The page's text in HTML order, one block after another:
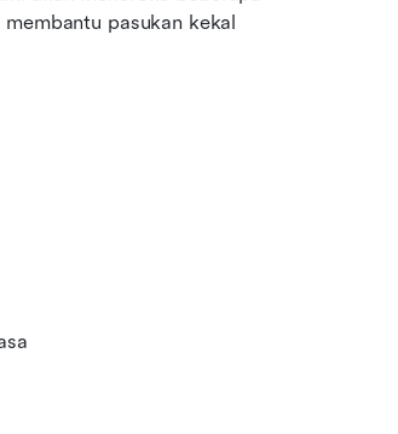
pasukan kekal